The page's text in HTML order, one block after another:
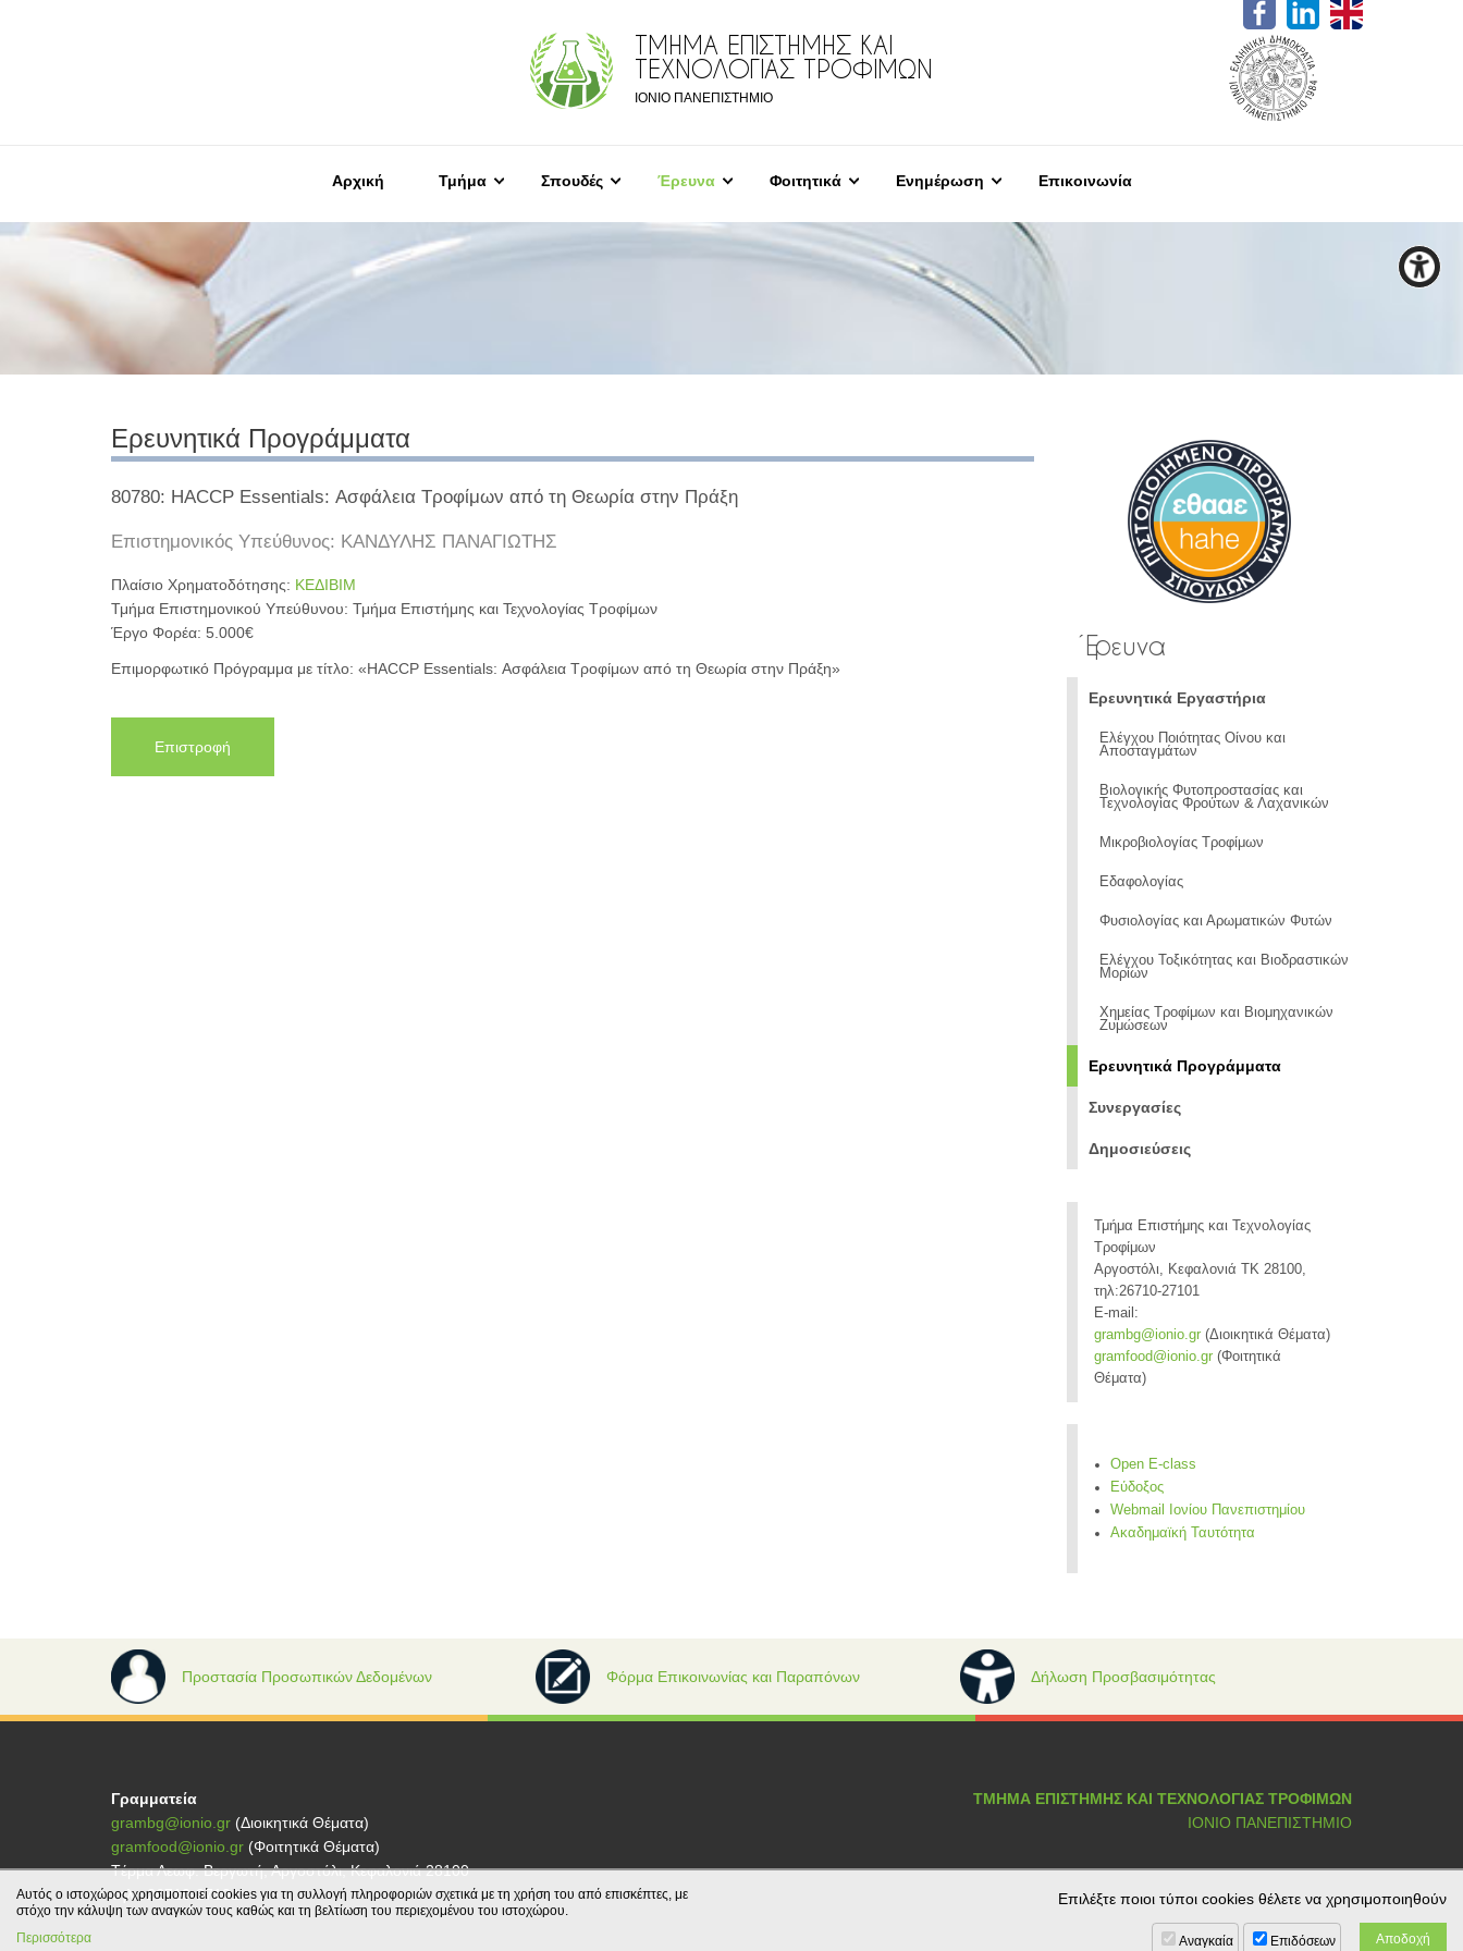
ΤΜΗΜΑ ΕΠΙΣΤΗΜΗΣ ΚΑΙ
ΤΕΧΝΟΛΟΓΙΑΣ ΤΡΟΦΙΜΩΝ
ΙΟΝΙΟ ΠΑΝΕΠΙΣΤΗΜΙΟ
Αρχική Τμήμα Σπουδές Έρευνα Φοιτητικά Ενημέρωση Επικοινωνία
Ερευνητικά Προγράμματα
80780: HACCP Essentials: Ασφάλεια Τροφίμων από τη Θεωρία στην Πράξη
Επιστημονικός Υπεύθυνος: ΚΑΝΔΥΛΗΣ ΠΑΝΑΓΙΩΤΗΣ
Πλαίσιο Χρηματοδότησης: ΚΕΔΙΒΙΜ
Τμήμα Επιστημονικού Υπεύθυνου: Τμήμα Επιστήμης και Τεχνολογίας Τροφίμων
Έργο Φορέα: 5.000€
Επιμορφωτικό Πρόγραμμα με τίτλο: «HACCP Essentials: Ασφάλεια Τροφίμων από τη Θεωρία στην Πράξη»
Επιστροφή
Έρευνα
Ερευνητικά Εργαστήρια
Ελέγχου Ποιότητας Οίνου και
Αποσταγμάτων
Βιολογικής Φυτοπροστασίας και
Τεχνολογίας Φρούτων & Λαχανικών
Μικροβιολογίας Τροφίμων
Εδαφολογίας
Φυσιολογίας και Αρωματικών Φυτών
Ελέγχου Τοξικότητας και Βιοδραστικών
Μορίων
Χημείας Τροφίμων και Βιομηχανικών
Ζυμώσεων
Ερευνητικά Προγράμματα
Συνεργασίες
Δημοσιεύσεις
Τμήμα Επιστήμης και Τεχνολογίας
Τροφίμων
Αργοστόλι, Κεφαλονιά ΤΚ 28100,
τηλ:26710-27101
E-mail:
grambg@ionio.gr(Διοικητικά Θέματα)
gramfood@ionio.gr(Φοιτητικά
Θέματα)
Open E-class
Εύδοξος
Webmail Ιονίου Πανεπιστημίου
Ακαδημαϊκή Ταυτότητα
Προστασία Προσωπικών Δεδομένων Φόρμα Επικοινωνίας και Παραπόνων Δήλωση Προσβασιμότητας
Γραμματεία
grambg@ionio.gr (Διοικητικά Θέματα)
gramfood@ionio.gr (Φοιτητικά Θέματα)
Tέρμα Λεωφ. Βεργωτή, Αργοστόλι, Κεφαλονιά 28100
τηλ.: 26710-27101
ΤΜΗΜΑ ΕΠΙΣΤΗΜΗΣ ΚΑΙ ΤΕΧΝΟΛΟΓΙΑΣ ΤΡΟΦΙΜΩΝ
ΙΟΝΙΟ ΠΑΝΕΠΙΣΤΗΜΙΟ
Αυτός ο ιστοχώρος χρησιμοποιεί cookies για τη συλλογή πληροφοριών σχετικά με τη χρήση του από επισκέπτες, με
στόχο την κάλυψη των αναγκών τους καθώς και τη βελτίωση του περιεχομένου του ιστοχώρου.
Περισσότερα
Επιλέξτε ποιοι τύποι cookies θέλετε να χρησιμοποιηθούν
Αναγκαία Επιδόσεων